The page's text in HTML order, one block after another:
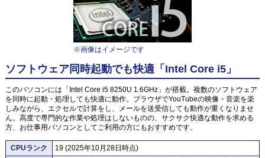
※画像はイメージです
ソフトウェア同時起動でも快適「Intel Core i5」
このパソコンには「Intel Core i5 8250U 1.6GHz」が搭載。複数のソフトウェア
を同時に起動・処理しても快適に動作。ブラウザでYouTubeの映像・音楽を楽
しみながら、エクセルで計算をし、メールを送受信しても動作が重くなりませ
ん。高度で専門的な作業や処理はしないものの、サクサク快適な動作を求める
方、お仕事用パソコンとしてご利用の方にもおすすめです。
CPUランク 19 (2025年10月28日時点)